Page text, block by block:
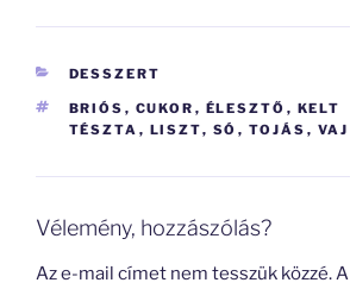
KATEGÓRIÁK
DESSZERT
CÍMKÉK
BRIÓS , CUKOR , ÉLESZTŐ , KELT
TÉSZTA , LISZT, SÓ , TOJÁS , VAJ
Vélemény, hozzászólás?
Az e-mail címet nem tesszük közzé.A